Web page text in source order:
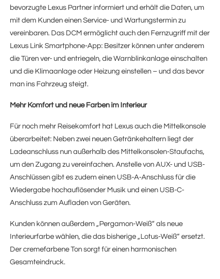
bevorzugte Lexus Partner informiert und erhält die Daten, um
mit dem Kunden einen Service- und Wartungstermin zu
vereinbaren. Das DCM ermöglicht auch den Fernzugriff mit der
Lexus Link Smartphone-App: Besitzer können unter anderem
die Türen ver- und entriegeln, die Warnblinkanlage einschalten
und die Klimaanlage oder Heizung einstellen – und das bevor
man ins Fahrzeug steigt.
Mehr Komfort und neue Farben im Interieur
Für noch mehr Reisekomfort hat Lexus auch die Mittelkonsole
überarbeitet: Neben zwei neuen Getränkehaltern liegt der
Ladeanschluss nun außerhalb des Mittelkonsolen-Staufachs,
um den Zugang zu vereinfachen. Anstelle von AUX- und USB-
Anschlüssen gibt es zudem einen USB-A-Anschluss für die
Wiedergabe hochauflösender Musik und einen USB-C-
Anschluss zum Aufladen von Geräten.
Kunden können außerdem „Pergamon-Weiß“ als neue
Interieurfarbe wählen, die das bisherige „Lotus-Weiß“ ersetzt.
Der cremefarbene Ton sorgt für einen harmonischen
Gesamteindruck.